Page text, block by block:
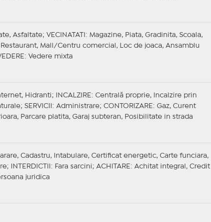
Asfaltate; VECINATATI
: Magazine, Piata, Gradinita, Scoala,
Mall/Centru comercial, Loc de joaca, Ansamblu
: Vedere mixta
Hidranti; INCALZIRE : Centrală proprie, Incalzire prin
SERVICII : Administrare; CONTORIZARE : Gaz, Curent
Parcare platita, Garaj subteran, Posibilitate in strada
Cadastru, Intabulare, Certificat energetic, Carte funciara,
INTERDICTII : Fara sarcini; ACHITARE : Achitat integral, Credit
juridica